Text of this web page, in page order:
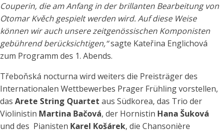
Couperin, die am Anfang in der brillanten Bearbeitung von
Otomar Kvěch gespielt werden wird. Auf diese Weise
können wir auch unsere zeitgenössischen Komponisten
gebührend berücksichtigen,“sagte Kateřina Englichová
zum Programm des 1. Abends.
Třeboňská nocturna wird weiters die Preisträger des
Internationalen Wettbewerbes Prager Frühling vorstellen,
das Arete String Quartet aus Südkorea, das Trio der
Violinistin Martina Bačová, der Hornistin Hana Šuková
und des Pianisten Karel Košárek, die Chansonière